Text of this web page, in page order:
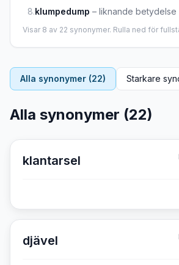
8.klumpedump – liknande betydelse
Visar 8 av 22 synonymer. Rulla ned för
Alla synonymer (22) Starkare
Alla synonymer (22)
klantarsel
djävel